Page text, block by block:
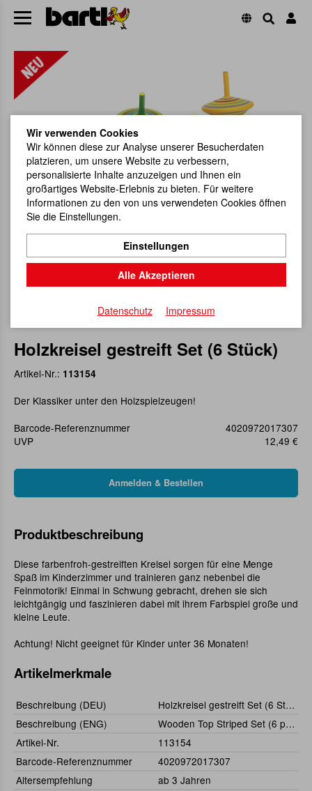
Holzkreisel gestreift Set (6 Stück)
Artikel-Nr.: 113154
Der Klassiker unter den Holzspielzeugen!
Barcode-Referenznummer
4020972017307
UVP
12,49 €
Produktbeschreibung
Diese farbenfroh-gestreiften Kreisel sorgen für eine Menge
Spaß im Kinderzimmer und trainieren ganz nebenbei die
Feinmotorik! Einmal in Schwung gebracht, drehen sie sich
leichtgängig und faszinieren dabei mit ihrem Farbspiel große und
kleine Leute.
Achtung! Nicht geeignet für Kinder unter 36 Monaten!
Artikelmerkmale
Beschreibung (DEU)
Holzkreisel gestreift Set (6 Stück)
Beschreibung (ENG)
Wooden Top Striped Set (6 pcs)
Artikel-Nr.
113154
Barcode-Referenznummer
4020972017307
Altersempfehlung
ab 3 Jahren
Wir verwenden Cookies
Wir können diese zur Analyse unserer Besucherdaten
platzieren, um unsere Website zu verbessern,
personalisierte Inhalte anzuzeigen und Ihnen ein
großartiges Website-Erlebnis zu bieten. Für weitere
Informationen zu den von uns verwendeten Cookies öffnen
Sie die Einstellungen.
Einstellungen
Alle Akzeptieren
Datenschutz Impressum